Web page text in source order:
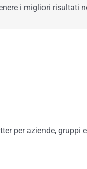
i migliori risultati
per aziende, gruppi